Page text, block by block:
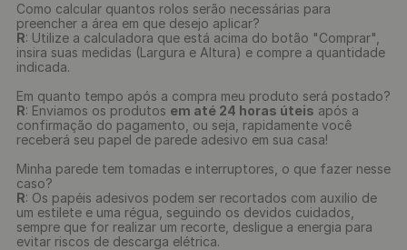
Como calcular quantos rolos serão necessárias para
preencher a área em que desejo aplicar?
R: Utilize a calculadora que está acima do botão "Comprar",
insira suas medidas (Largura e Altura) e compre a quantidade
indicada.
Em quanto tempo após a compra meu produto será postado?
R: Enviamos os produtos em até 24 horas úteis após a
confirmação do pagamento, ou seja, rapidamente você
receberá seu papel de parede adesivo em sua casa!
Minha parede tem tomadas e interruptores, o que fazer nesse
caso?
R: Os papéis adesivos podem ser recortados com auxilio de
um estilete e uma régua, seguindo os devidos cuidados,
sempre que for realizar um recorte, desligue a energia para
evitar riscos de descarga elétrica.